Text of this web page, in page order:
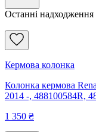
Останні надходження
Кермова колонка
Колонка кермова
2014 -, 488100584R,
1 350 ₴